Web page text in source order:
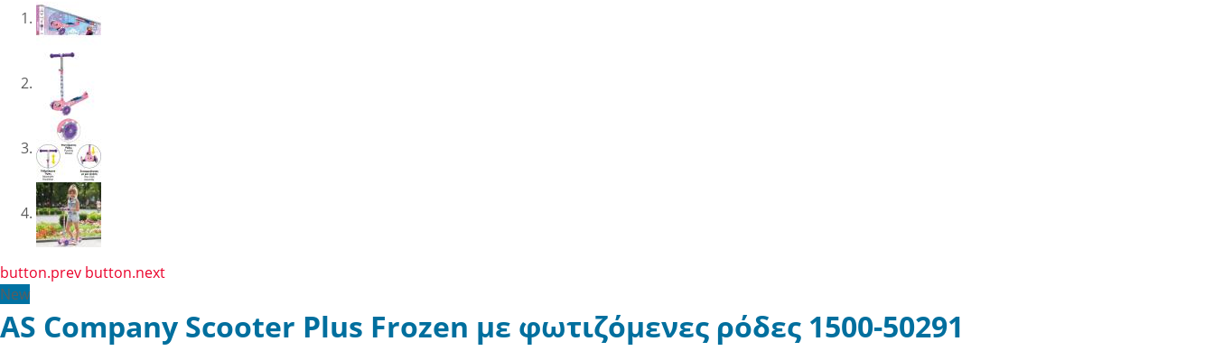
button.prev button.next
New
AS Company Scooter Plus Frozen με φωτιζόμενες ρόδες 1500-50291